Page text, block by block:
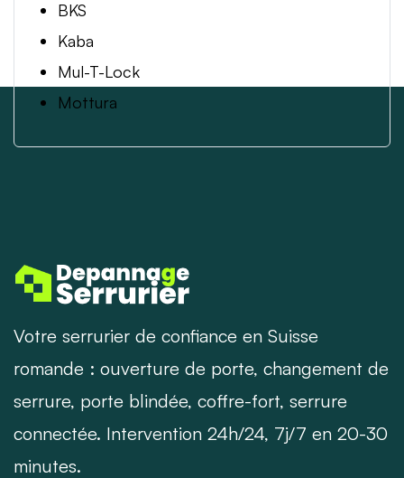
BKS
Kaba
Mul-T-Lock
Mottura
Votre serrurier de confiance en Suisse
romande : ouverture de porte, changement de
serrure, porte blindée, coffre-fort, serrure
connectée. Intervention 24h/24, 7j/7 en 20-30
minutes.